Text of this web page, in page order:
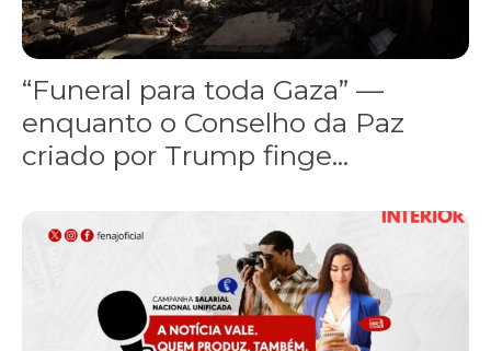
“Funeral para toda Gaza” —
enquanto o Conselho da Paz
criado por Trump finge...
Assinada nova CCT de jornais e revistas do interior